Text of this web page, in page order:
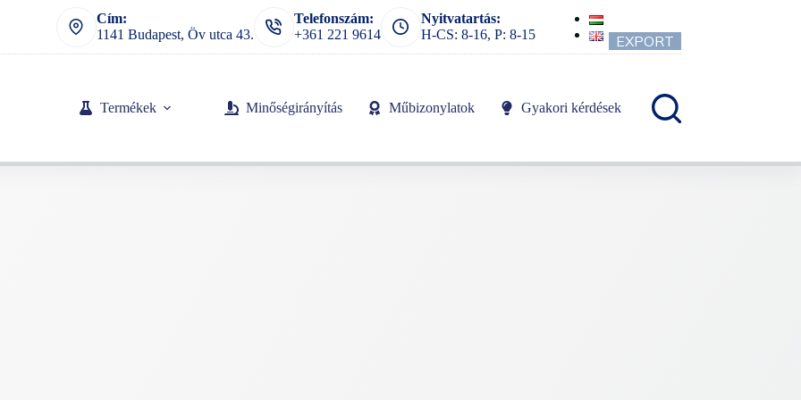
Cím:
1141 Budapest, Öv utca 43.
Telefonszám:
+361 221 9614
Nyitvatartás:
H-CS: 8-16, P: 8-15
EXPORT
Termékek Minőségirányítás Műbizonylatok Gyakori kérdések